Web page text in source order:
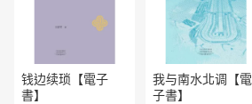
钱边续琐【電子
書】
我与南水北调【電
子書】